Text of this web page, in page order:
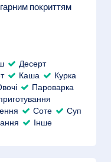
покриттям
Десерт
Каша
Курка
Пароварка
Соте
Суп
Інше